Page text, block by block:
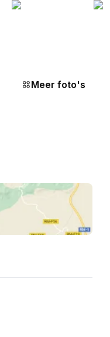
Meer foto's